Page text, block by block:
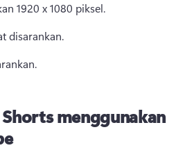
1920 x 1080 piksel.
disarankan.
menggunakan